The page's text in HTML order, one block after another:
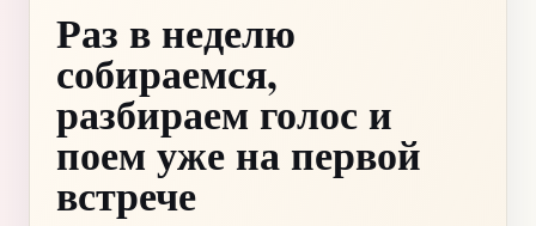
Раз в неделю
собираемся,
разбираем голос и
поем уже на первой
встрече